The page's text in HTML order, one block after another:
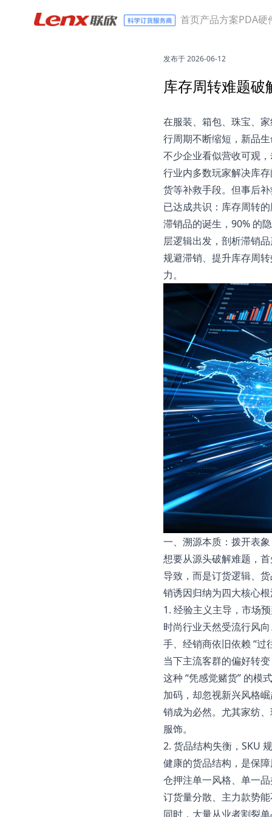
首页产品方案PDA硬
发布于 2026-06-12
库存周转难题
在服装、箱包、珠宝、
行周期不断缩短，新品
不少企业看似营收可观
行业内多数玩家解决库
货等补救手段。但事后
已达成共识：库存周转
滞销品的诞生，90% 的
层逻辑出发，剖析滞销
规避滞销、提升库存周
力。
一、溯源本质：拨开表
想要从源头破解难题，
导致，而是订货逻辑、
销诱因归纳为四大核心
1. 经验主义主导，市场
时尚行业天然受流行风
手、经销商依旧依赖 “
当下主流客群的偏好转
这种 “凭感觉赌货” 的模
加码，却忽视新兴风格
销成为必然。尤其家纺
服饰。
2. 货品结构失衡，SKU
健康的货品结构，是保
仓押注单一风格、单一
订货量分散、主力款势
同时，大量从业者割裂